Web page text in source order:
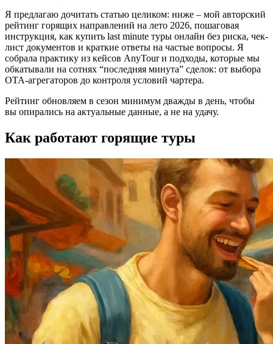
Я предлагаю дочитать статью целиком: ниже – мой авторский
рейтинг горящих направлений на лето 2026, пошаговая
инструкция, как купить last minute туры онлайн без риска, чек-
лист документов и краткие ответы на частые вопросы. Я
собрала практику из кейсов AnyTour и подходы, которые мы
обкатывали на сотнях “последняя минута” сделок: от выбора
OTA‑агрегаторов до контроля условий чартера.
Рейтинг обновляем в сезон минимум дважды в день, чтобы
вы опирались на актуальные данные, а не на удачу.
Как работают горящие туры